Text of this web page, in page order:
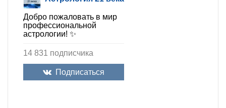
Добро пожаловать в мир
профессиональной
астрологии! ✨
14 831 подписчика
Подписаться